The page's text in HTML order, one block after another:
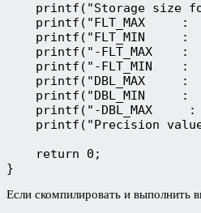
printf("Storage size
printf("FLT_MAX     :
printf("FLT_MIN     :
printf("-FLT_MAX    :
printf("-FLT_MIN    :
printf("DBL_MAX     :
printf("DBL_MIN     :
printf("-DBL_MAX
printf("Precision
    return 0;
}
Если скомпилировать и